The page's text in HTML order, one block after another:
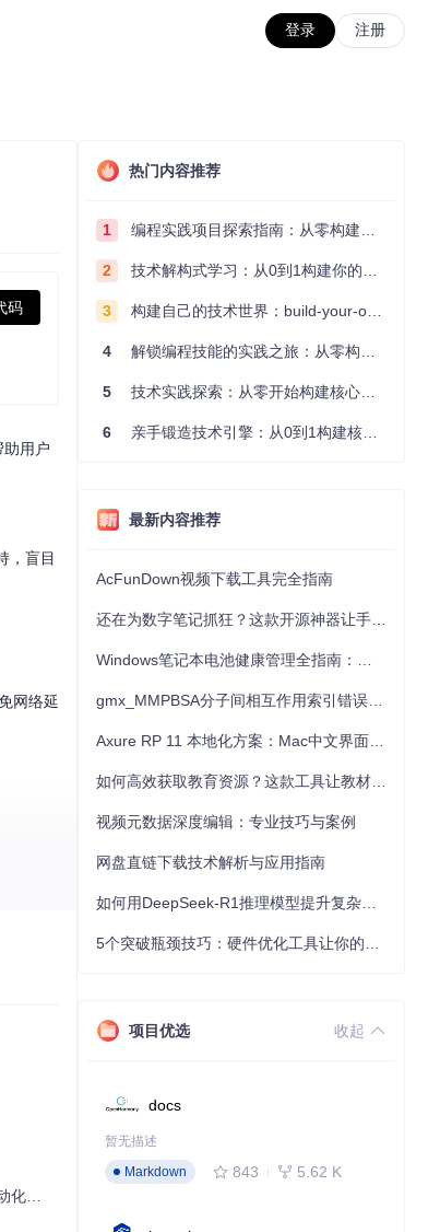
登录 注册
码
用户
，盲目
网络延
器
热门内容推荐
1 编程实践项目探索指南：从零构建技术能力体系
2 技术解构式学习：从0到1构建你的编程知识体系
3 构建自己的技术世界：build-your-own-x项目的实践探索指南
4 解锁编程技能的实践之旅：从零构建你的技术世界
5 技术实践探索：从零开始构建核心系统的实践指南
6 亲手锻造技术引擎：从0到1构建核心系统的实践指南
最新内容推荐
AcFunDown视频下载工具完全指南
视频元数据深度编辑：专业技巧与案例
网盘直链下载技术解析与应用指南
项目优选 收起
docs
暂无描述
Markdown
843 5.62 K